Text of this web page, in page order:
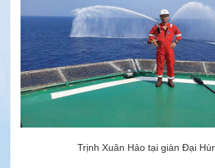
Trịnh Xuân Hảo tại giàn Đại